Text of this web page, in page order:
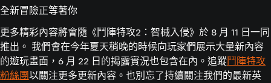
全新冒險正等著你
更多精彩內容將會隨《鬥陣特攻2：智械入侵》於 8 月 11 日一同
推出。 我們會在今年夏天稍晚的時候向玩家們展示大量新內容
的遊玩畫面，6 月 22 日的揭露實況也包含在內。追蹤鬥陣特攻
粉絲團以關注更多更新內容。也別忘了持續關注我們的最新英